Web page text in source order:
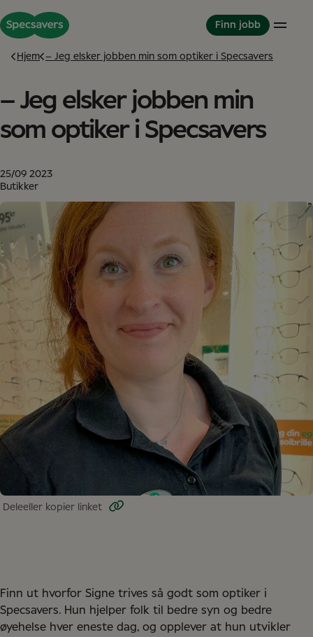
Finn jobb
Butikker
Optikere
Butikkteamet
Student
Studenter og praksis
Studentkurs
Graduate Program for Optikere
Servicekontor
Servicekontor
NESO
Jobbe hos Specsavers
Verdier
Kollegaer
Great Place to Work
Partnerskapsmodellen
Partner in Development
Om oss
Historier fra Specsavers
Hjem – Jeg elsker jobben min som optiker i Specsavers
– Jeg elsker jobben min
som optiker i Specsavers
25/09 2023
Butikker
Deleeller kopier linket
Finn ut hvorfor Signe trives så godt som optiker i
Specsavers. Hun hjelper folk til bedre syn og bedre
øyehelse hver eneste dag, og opplever at hun utvikler